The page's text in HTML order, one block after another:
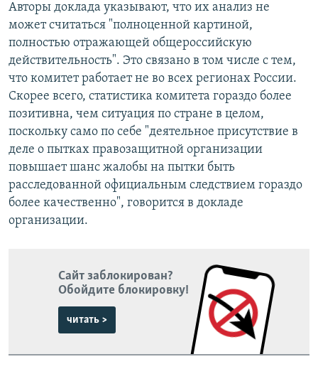
Авторы доклада указывают, что их анализ не
может считаться "полноценной картиной,
полностью отражающей общероссийскую
действительность". Это связано в том числе с тем,
что комитет работает не во всех регионах России.
Скорее всего, статистика комитета гораздо более
позитивна, чем ситуация по стране в целом,
поскольку само по себе "деятельное присутствие в
деле о пытках правозащитной организации
повышает шанс жалобы на пытки быть
расследованной официальным следствием гораздо
более качественно", говорится в докладе
организации.
Сайт заблокирован?
Обойдите блокировку!
читать >